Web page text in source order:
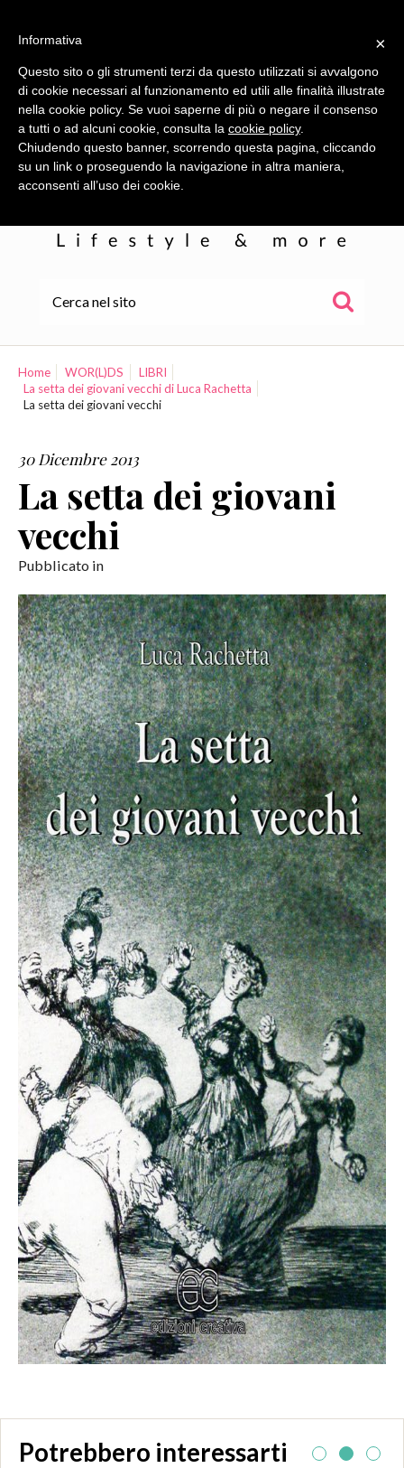
WOR(L)DS
COLLABORAZIONI
Home WOR(L)DS
LIBRI
La setta dei giovani vecchi di Luca Rachetta
La setta dei giovani vecchi
30 Dicembre 2013
La setta dei giovani
vecchi
Pubblicato in
Potrebbero interessarti
×
Informativa
Questo sito o gli strumenti terzi da questo utilizzati si avvalgono
di cookie necessari al funzionamento ed utili alle finalità illustrate
nella cookie policy. Se vuoi saperne di più o negare il consenso
a tutti o ad alcuni cookie, consulta la cookie policy.
Chiudendo questo banner, scorrendo questa pagina, cliccando
su un link o proseguendo la navigazione in altra maniera,
acconsenti all’uso dei cookie.